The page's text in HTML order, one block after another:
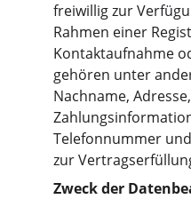
freiwillig zur
Rahmen einer
Kontaktaufnahme
gehören unter
Nachname, Adresse,
Telefonnummer
zur
Zweck der